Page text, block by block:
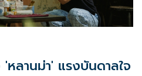
ลานม่า' แรงบันดาลใจ